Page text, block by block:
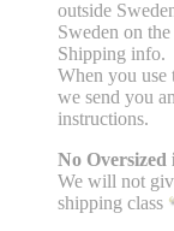
outside
Sweden on
Shipping info.
When you use
we send you
instructions.
No Oversized
We will not
shipping class